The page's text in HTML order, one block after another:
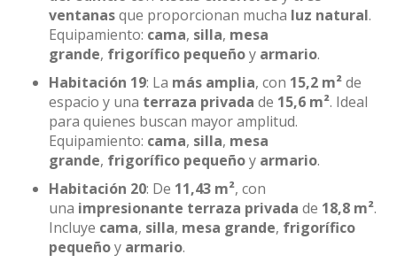
ventanasque proporcionan mucha luz natural.
Equipamiento: cama, silla, mesa
grande, frigorífico pequeñoy armario.
Habitación 19: La más amplia, con 15,2 m²de
espacio y una terraza privada de 15,6 m². Ideal
para quienes buscan mayor amplitud.
Equipamiento: cama, silla, mesa
grande, frigorífico pequeñoy armario.
Habitación 20: De 11,43 m², con
una impresionante terraza privada de 18,8 m².
Incluye cama, silla, mesa grande, frigorífico
pequeñoy armario.